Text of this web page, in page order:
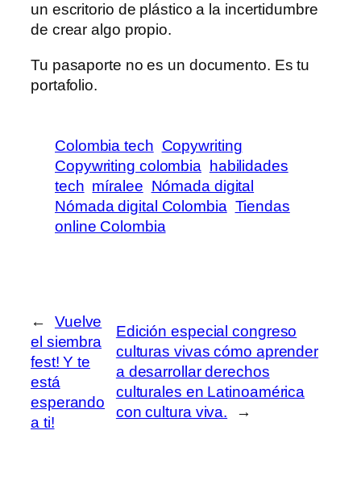
un escritorio de plástico a la incertidumbre
de crear algo propio.
Tu pasaporte no es un documento. Es tu
portafolio.
Colombia tech Copywriting
Copywriting colombia habilidades
tech míralee Nómada digital
Nómada digital Colombia Tiendas
online Colombia
←
Vuelve
el siembra
fest! Y te
está
esperando
a ti!
Edición especial congreso
culturas vivas cómo aprender
a desarrollar derechos
culturales en Latinoamérica
con cultura viva.
→